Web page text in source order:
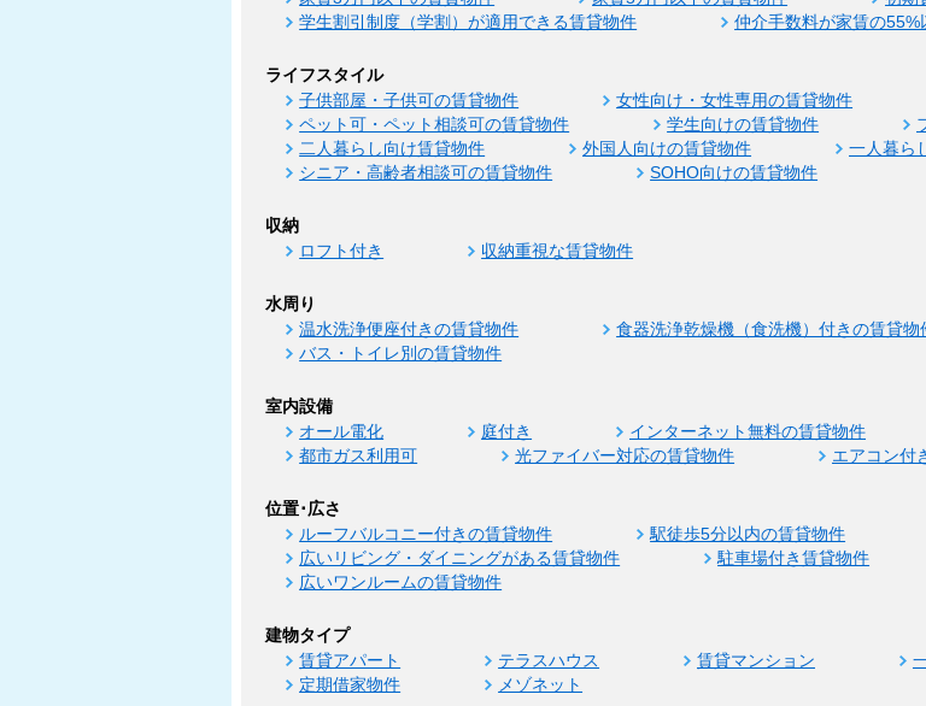
学生割引制度（学割）が適用できる賃貸物件
仲介手数料が家賃の55%
ライフスタイル
子供部屋・子供可の賃貸物件 女性向け・女性専用の賃貸物件
ペット可・ペット相談可の賃貸物件
学生向けの賃貸物件
二人暮らし向け賃貸物件
外国人向けの賃貸物件
一人暮ら
シニア・高齢者相談可の賃貸物件
SOHO向けの賃貸物件
収納
ロフト付き 収納重視な賃貸物件
水周り
温水洗浄便座付きの賃貸物件 食器洗浄乾燥機（食洗機）付きの賃貸物
バス・トイレ別の賃貸物件
室内設備
オール電化 庭付き インターネット無料の賃貸物件
都市ガス利用可
光ファイバー対応の賃貸物件 エアコン付
位置･広さ
ルーフバルコニー付きの賃貸物件 駅徒歩5分以内の賃貸物件
広いリビング・ダイニングがある賃貸物件
駐車場付き賃貸物件
広いワンルームの賃貸物件
建物タイプ
賃貸アパート テラスハウス 賃貸マンション
定期借家物件
メゾネット